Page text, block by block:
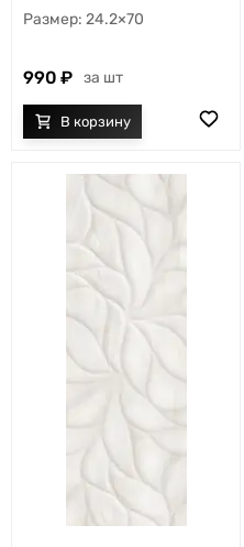
24.2×70
990 шт